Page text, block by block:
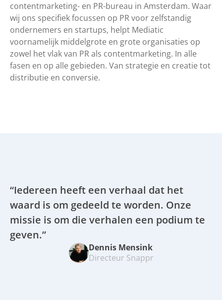
contentmarketing- en PR-bureau in Amsterdam. Waar
wij ons specifiek focussen op PR voor zelfstandig
ondernemers en startups, helpt Mediatic
voornamelijk middelgrote en grote organisaties op
zowel het vlak van PR als contentmarketing. In alle
fasen en op alle gebieden. Van strategie en creatie tot
distributie en conversie.
“Iedereen heeft een verhaal dat het
waard is om gedeeld te worden. Onze
missie is om die verhalen een podium te
geven.”
Dennis Mensink
Directeur Snappr